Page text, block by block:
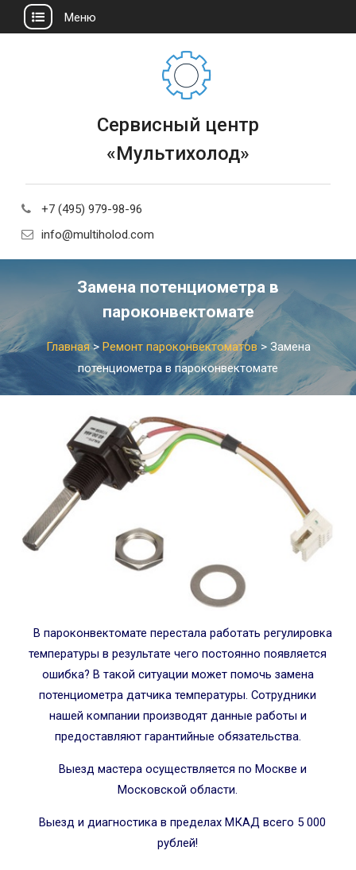
Меню
Сервисный центр
«Мультихолод»
+7 (495) 979-98-96
info@multiholod.com
Замена потенциометра в
пароконвектомате
Главная> Ремонт пароконвектоматов > Замена
потенциометра в пароконвектомате
В пароконвектомате перестала работать регулировка
температуры в результате чего постоянно появляется
ошибка? В такой ситуации может помочь замена
потенциометра датчика температуры. Сотрудники
нашей компании производят данные работы и
предоставляют гарантийные обязательства.
Выезд мастера осуществляется по Москве и
Московской области.
Выезд и диагностика в пределах МКАД всего 5 000
рублей!